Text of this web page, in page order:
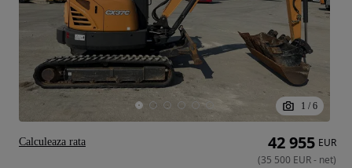
1 / 6
42 955 EUR
(35 500 EUR- net)
Calculeaza rata